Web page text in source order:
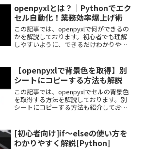
パターンをできるだけわかりやすく解説
しておりますので、ぜひ最後まで読んで
いってください。
openpyxlとは？｜Pythonでエク
セル自動化！業務効率爆上げ術
この記事では、openpyxlで何ができるの
かを解説しております。初心者でも理解
しやすいように、できるだけわかりやす
【openpyxlで背景色を取得】別
シートにコピーする方法も解説
この記事では、openpyxlでセルの背景色
を取得する方法を解説しております。別
シートにコピーする方法も紹介しており
できるだけわかりやすく解説しておりま
す。
[初心者向け]if～elseの使い方を
わかりやすく解説[Python]